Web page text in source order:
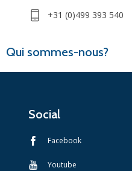
Qui sommes-nous?
+31 (0)499 393 540
Social
Facebook
Youtube